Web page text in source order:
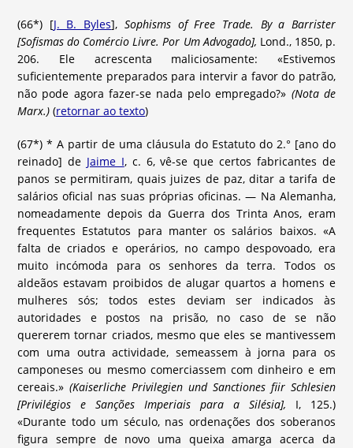
(66*) [J. B. Byles], Sophisms of Free Trade. By a Barrister
[Sofismas do Comércio Livre. Por Um Advogado], Lond., 1850, p.
206. Ele acrescenta maliciosamente: «Estivemos
suficientemente preparados para intervir a favor do patrão,
não pode agora fazer-se nada pelo empregado?» (Nota de
Marx.) (retornar ao texto)
(67*) * A partir de uma cláusula do Estatuto do 2.° [ano do
reinado] de Jaime I, c. 6, vê-se que certos fabricantes de
panos se permitiram, quais juizes de paz, ditar a tarifa de
salários oficial nas suas próprias oficinas. — Na Alemanha,
nomeadamente depois da Guerra dos Trinta Anos, eram
frequentes Estatutos para manter os salários baixos. «A
falta de criados e operários, no campo despovoado, era
muito incómoda para os senhores da terra. Todos os
aldeãos estavam proibidos de alugar quartos a homens e
mulheres sós; todos estes deviam ser indicados às
autoridades e postos na prisão, no caso de se não
quererem tornar criados, mesmo que eles se mantivessem
com uma outra actividade, semeassem à jorna para os
camponeses ou mesmo comerciassem com dinheiro e em
cereais.»(Kaiserliche Privilegien und Sanctiones fiir Schlesien
[Privilégios e Sanções Imperiais para a Silésia], I, 125.)
«Durante todo um século, nas ordenações dos soberanos
figura sempre de novo uma queixa amarga acerca da